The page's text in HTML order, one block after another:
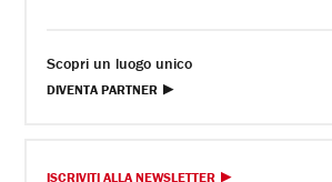
Scopri un luogo unico
DIVENTA PARTNER
ISCRIVITI ALLA NEWSLETTER